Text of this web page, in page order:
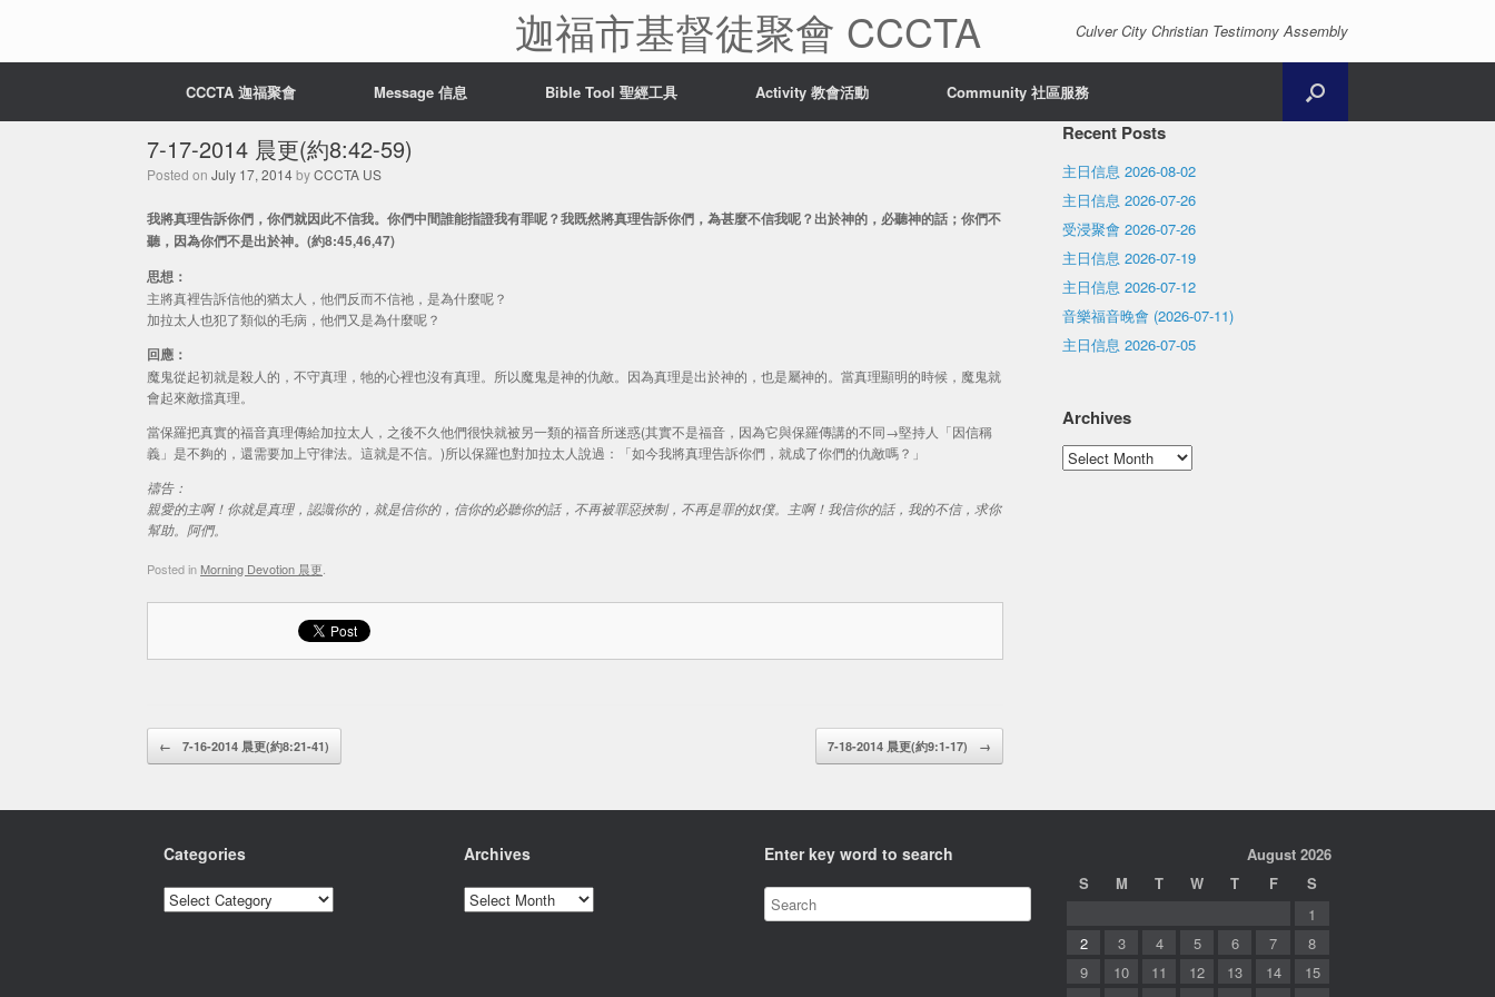
迦福市基督徒聚會 CCCTA Culver City Christian Testimony Assembly
CCCTA 迦福聚會 Message 信息 Bible Tool 聖經工具 Activity 教會活動 Community 社區服務
7-17-2014 晨更(約8:42-59)
Posted on July 17, 2014byCCCTA US
我將真理告訴你們，你們就因此不信我。你們中間誰能指證我有罪呢？我既然將真理告訴你們，為甚麼不信我呢？出於神的，必聽神的話；你們不
聽，因為你們不是出於神。(約8:45,46,47)
思想：
主將真裡告訴信他的猶太人，他們反而不信祂，是為什麼呢？
加拉太人也犯了類似的毛病，他們又是為什麼呢？
回應：
魔鬼從起初就是殺人的，不守真理，牠的心裡也沒有真理。所以魔鬼是神的仇敵。因為真理是出於神的，也是屬神的。當真理顯明的時候，魔鬼就
會起來敵擋真理。
當保羅把真實的福音真理傳給加拉太人，之後不久他們很快就被另一類的福音所迷惑(其實不是福音，因為它與保羅傳講的不同→堅持人「因信稱
義」是不夠的，還需要加上守律法。這就是不信。)所以保羅也對加拉太人說過：「如今我將真理告訴你們，就成了你們的仇敵嗎？」
禱告：
親愛的主啊！你就是真理，認識你的，就是信你的，信你的必聽你的話，不再被罪惡挾制，不再是罪的奴僕。主啊！我信你的話，我的不信，求你
幫助。阿們。
Posted in Morning Devotion 晨更
Post navigation
← 7-16-2014 晨更(約8:21-41) 7-18-2014 晨更(約9:1-17) →
Recent Posts
主日信息 2026-08-02
主日信息 2026-07-26
受浸聚會 2026-07-26
主日信息 2026-07-19
主日信息 2026-07-12
音樂福音晚會 (2026-07-11)
主日信息 2026-07-05
Archives
Archives
Categories
Categories
Archives
Archives
Enter key word to search
August 2026
S
M T W T F
S
1
2
3 4 5 6 7
8
9
10 11 12 13 14
15